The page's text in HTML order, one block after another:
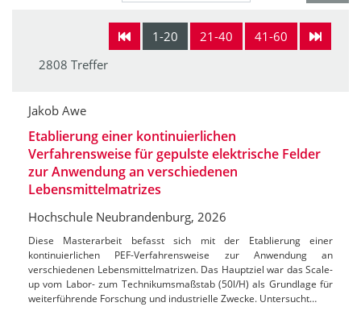
1-20 21-40
41-60
2808 Treffer
Jakob Awe
Etablierung einer kontinuierlichen
Verfahrensweise für gepulste elektrische Felder
zur Anwendung an verschiedenen
Lebensmittelmatrizes
Hochschule Neubrandenburg, 2026
Diese Masterarbeit befasst sich mit der Etablierung einer
kontinuierlichen PEF-Verfahrensweise zur Anwendung an
verschiedenen Lebensmittelmatrizen. Das Hauptziel war das Scale-
up vom Labor- zum Technikumsmaßstab (50l/H) als Grundlage für
weiterführende Forschung und industrielle Zwecke. Untersucht…